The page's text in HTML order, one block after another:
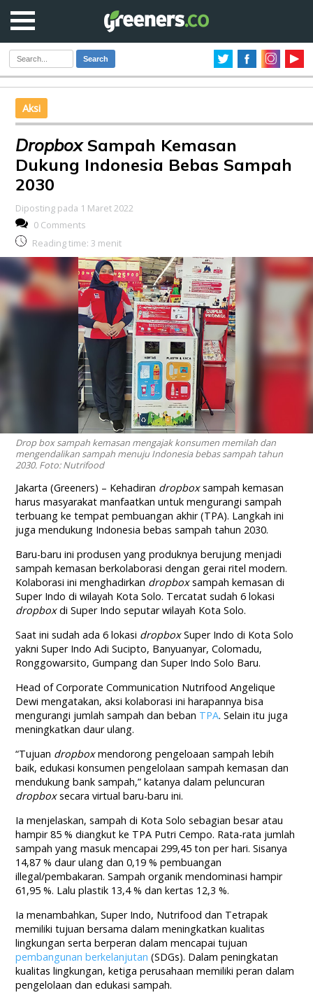
Search
Aksi
DropboxSampah Kemasan
Dukung Indonesia Bebas Sampah
2030
Diposting pada 1 Maret 2022
0 Comments
Reading time: 3 menit
Drop box sampah kemasan mengajak konsumen memilah dan
mengendalikan sampah menuju Indonesia bebas sampah tahun
2030. Foto: Nutrifood
Jakarta (Greeners) – Kehadiran dropboxsampah kemasan
harus masyarakat manfaatkan untuk mengurangi sampah
terbuang ke tempat pembuangan akhir (TPA). Langkah ini
juga mendukung Indonesia bebas sampah tahun 2030.
Baru-baru ini produsen yang produknya berujung menjadi
sampah kemasan berkolaborasi dengan gerai ritel modern.
Kolaborasi ini menghadirkan dropboxsampah kemasan di
Super Indo di wilayah Kota Solo. Tercatat sudah 6 lokasi
dropboxdi Super Indo seputar wilayah Kota Solo.
Saat ini sudah ada 6 lokasi dropboxSuper Indo di Kota Solo
yakni Super Indo Adi Sucipto, Banyuanyar, Colomadu,
Ronggowarsito, Gumpang dan Super Indo Solo Baru.
Head of Corporate Communication Nutrifood Angelique
Dewi mengatakan, aksi kolaborasi ini harapannya bisa
mengurangi jumlah sampah dan beban TPA. Selain itu juga
meningkatkan daur ulang.
“Tujuan dropboxmendorong pengeloaan sampah lebih
baik, edukasi konsumen pengelolaan sampah kemasan dan
mendukung bank sampah,” katanya dalam peluncuran
dropboxsecara virtual baru-baru ini.
Ia menjelaskan, sampah di Kota Solo sebagian besar atau
hampir 85 % diangkut ke TPA Putri Cempo. Rata-rata jumlah
sampah yang masuk mencapai 299,45 ton per hari. Sisanya
14,87 % daur ulang dan 0,19 % pembuangan
illegal/pembakaran. Sampah organik mendominasi hampir
61,95 %. Lalu plastik 13,4 % dan kertas 12,3 %.
Ia menambahkan, Super Indo, Nutrifood dan Tetrapak
memiliki tujuan bersama dalam meningkatkan kualitas
lingkungan serta berperan dalam mencapai tujuan
pembangunan berkelanjutan (SDGs). Dalam peningkatan
kualitas lingkungan, ketiga perusahaan memiliki peran dalam
pengelolaan dan edukasi sampah.